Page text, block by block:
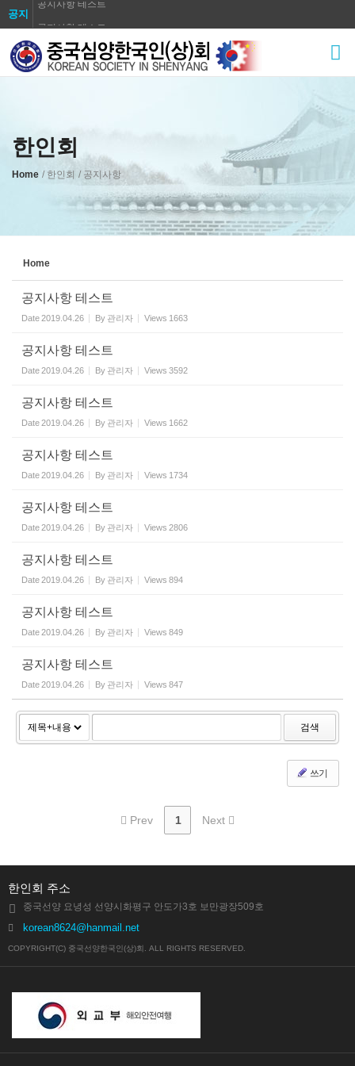
공지
공지사항 테스트
공지사항 테스트
공지사항 테스트
공지사항 테스트
공지사항 테스트
한인회
Home / 한인회 / 공지사항
Home
공지사항 테스트
Date2019.04.26 By 관리자 Views 1663
공지사항 테스트
Date2019.04.26 By 관리자 Views 3592
공지사항 테스트
Date2019.04.26 By 관리자 Views 1662
공지사항 테스트
Date2019.04.26 By 관리자 Views 1734
공지사항 테스트
Date2019.04.26 By 관리자 Views 2806
공지사항 테스트
Date2019.04.26 By 관리자 Views 894
공지사항 테스트
Date2019.04.26 By 관리자 Views 849
공지사항 테스트
Date2019.04.26 By 관리자 Views 847
검색
쓰기
Prev 1 Next
한인회 주소
중국선양 요녕성 선양시화평구 안도가3호 보만광장509호
korean8624@hanmail.net
COPYRIGHT(C) 중국선양한국인(상)회. ALL RIGHTS RESERVED.
Sketchbook5, 스케치북5
Sketchbook5, 스케치북5